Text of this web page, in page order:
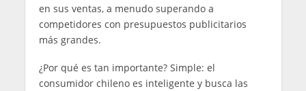
en sus ventas, a menudo superando a
competidores con presupuestos publicitarios
más grandes.
¿Por qué es tan importante? Simple: el
consumidor chileno es inteligente y busca las